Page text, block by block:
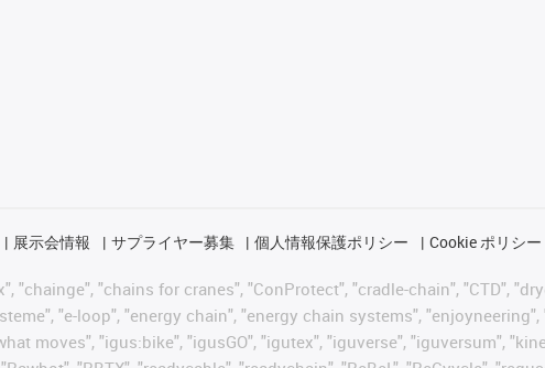
展示会情報 サプライヤー募集 個人情報保護ポリシー Cookie ポリシー
"chainge", "chains for cranes", "ConProtect", "cradle-chain", "CTD",
"e-loop", "energy chain", "energy chain systems",
moves", "igus:bike", "igusGO", "igutex", "iguverse", "iguversum",